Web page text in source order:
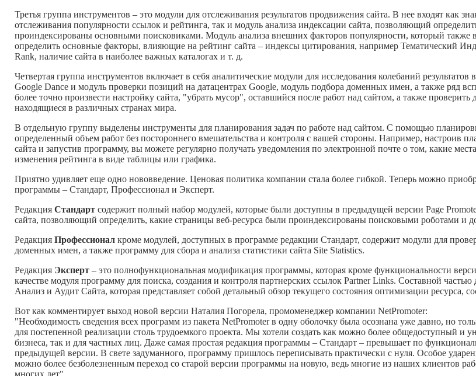
Третья группа инструментов – это модули для отслеживания результатов продвижения сайта. В нее входят как
отслеживания популярности ссылок и рейтинга, так и модуль анализа индексации сайта, позволяющий
проиндексированы основными поисковиками. Модуль анализа внешних факторов популярности, который также
определить основные факторы, влияющие на рейтинг сайта – индексы цитирования, например Тематический
Rank, наличие сайта в наиболее важных каталогах и т. д.
Четвертая группа инструментов включает в себя аналитические модули для исследования колебаний
Google Dance и модуль проверки позиций на датацентрах Google, модуль подбора доменных имен, а также ряд
более точно произвести настройку сайта, "убрать мусор", оставшийся после работ над сайтом, а также проверить
находящиеся в различных странах мира.
В отдельную группу выделены инструменты для планирования задач по работе над сайтом. С помощью
определенный объем работ без постороннего вмешательства и контроля с вашей стороны. Например, настроив
сайта и запустив программу, вы можете регулярно получать уведомления по электронной почте о том, какие
изменения рейтинга в виде таблицы или графика.
Приятно удивляет еще одно нововведение. Ценовая политика компании стала более гибкой. Теперь можно
программы – Стандарт, Профессионал и Эксперт.
Редакция Стандарт содержит полный набор модулей, которые были доступны в предыдущей версии Page
сайта, позволяющий определить, какие страницы веб-ресурса были проиндексированы поисковыми роботами и
Редакция Профессионал кроме модулей, доступных в программе редакции Стандарт, содержит модули для
доменных имен, а также программу для сбора и анализа статистики сайта Site Statistics.
Редакция Эксперт – это полнофункциональная модификация программы, которая кроме функциональности
качестве модуля программу для поиска, создания и контроля партнерских ссылок Partner Links. Составной частью
Анализ и Аудит Сайта, которая представляет собой детальный обзор текущего состояния оптимизации ресурса,
Вот как комментирует выход новой версии Наталия Погорела, промоменеджер компании NetPromoter:
"Необходимость сведения всех программ из пакета NetPromoter в одну оболочку была осознана уже давно, но
для постепенной реализации столь трудоемкого проекта. Мы хотели создать как можно более общедоступный и
бизнеса, так и для частных лиц. Даже самая простая редакция программы – Стандарт – превышает по
предыдущей версии. В свете задуманного, программу пришлось переписывать практически с нуля. Особое
можно более безболезненным переход со старой версии программы на новую, ведь многие из наших клиентов
многих лет".